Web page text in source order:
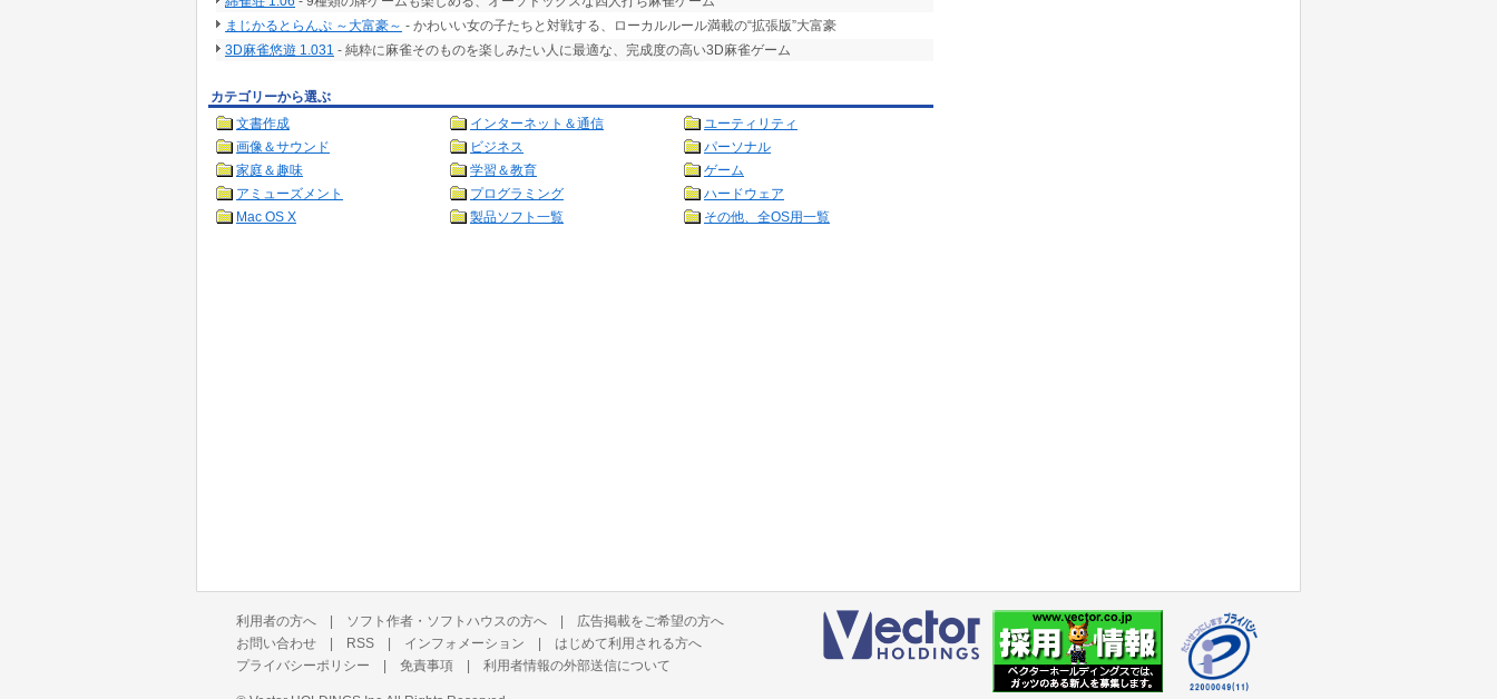
まじかるとらんぷ ～大富豪～ - かわいい女の子たちと対戦する、ローカルルール満載の“拡張版”大富豪
3D麻雀悠遊 1.031 - 純粋に麻雀そのものを楽しみたい人に最適な、完成度の高い3D麻雀ゲーム
カテゴリーから選ぶ
文書作成
インターネット＆通信
ユーティリティ
画像＆サウンド
ビジネス
パーソナル
家庭＆趣味
学習＆教育
ゲーム
アミューズメント
プログラミング
ハードウェア
Mac OS X
製品ソフト一覧 その他、全OS用一覧
利用者の方へ | ソフト作者・ソフトハウスの方へ | 広告掲載をご希望の方へ
お問い合わせ | RSS | インフォメーション | はじめて利用される方へ
プライバシーポリシー | 免責事項 | 利用者情報の外部送信について